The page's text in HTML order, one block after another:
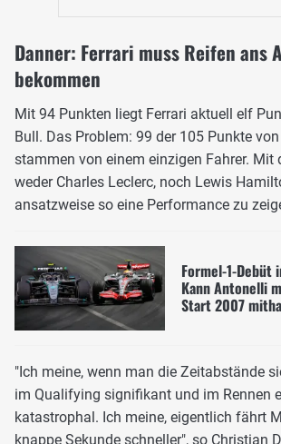
Danner: Ferrari muss Reifen ans
bekommen
Mit 94 Punkten liegt Ferrari aktuell elf
Bull. Das Problem: 99 der 105 Punkte
stammen von einem einzigen Fahrer. Mit
weder Charles Leclerc, noch Lewis
ansatzweise so eine Performance zu
Formel-1-Debüt
Kann Antonelli
Start 2007
"Ich meine, wenn man die Zeitabstände
im Qualifying signifikant und im Rennen
katastrophal. Ich meine, eigentlich fährt
knappe Sekunde schneller", so Christian